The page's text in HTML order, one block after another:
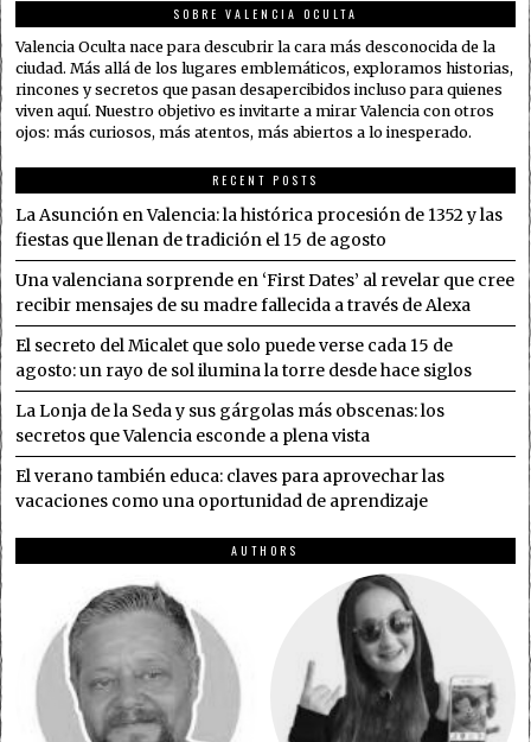
SOBRE VALENCIA OCULTA
Valencia Oculta nace para descubrir la cara más desconocida de la
ciudad. Más allá de los lugares emblemáticos, exploramos historias,
rincones y secretos que pasan desapercibidos incluso para quienes
viven aquí. Nuestro objetivo es invitarte a mirar Valencia con otros
ojos: más curiosos, más atentos, más abiertos a lo inesperado.
RECENT POSTS
La Asunción en Valencia: la histórica procesión de 1352 y las
fiestas que llenan de tradición el 15 de agosto
Una valenciana sorprende en ‘First Dates’ al revelar que cree
recibir mensajes de su madre fallecida a través de Alexa
El secreto del Micalet que solo puede verse cada 15 de
agosto: un rayo de sol ilumina la torre desde hace siglos
La Lonja de la Seda y sus gárgolas más obscenas: los
secretos que Valencia esconde a plena vista
El verano también educa: claves para aprovechar las
vacaciones como una oportunidad de aprendizaje
AUTHORS